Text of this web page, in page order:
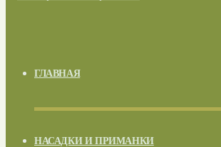
ГЛАВНАЯ
НАСАДКИ И ПРИМАНКИ